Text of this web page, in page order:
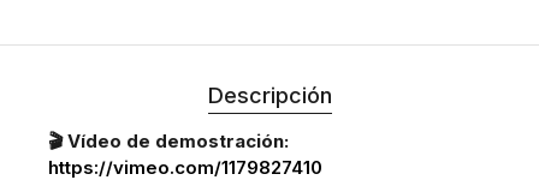
Descripción
🎬 Vídeo de demostración:
https://vimeo.com/1179827410